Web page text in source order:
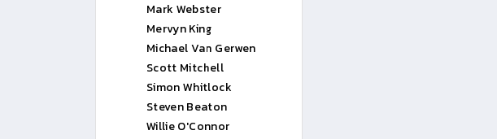
Mark Webster
Mervyn King
Michael Van Gerwen
Scott Mitchell
Simon Whitlock
Steven Beaton
Willie O'Connor